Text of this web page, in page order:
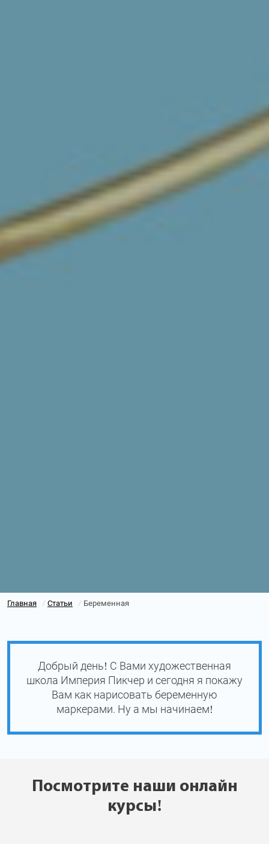
Главная / Статьи / Беременная
Добрый день! С Вами художественная
школа Империя Пикчер и сегодня я покажу
Вам как нарисовать беременную
маркерами. Ну а мы начинаем!
Посмотрите наши онлайн
курсы!